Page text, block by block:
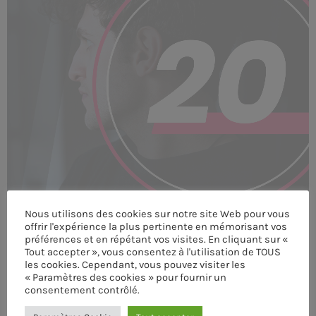
MEMBRES DE L’ÉQUIPE
RALIEZOT 92
Nous utilisons des cookies sur notre site Web pour vous
offrir l'expérience la plus pertinente en mémorisant vos
préférences et en répétant vos visites. En cliquant sur «
Tout accepter », vous consentez à l'utilisation de TOUS
les cookies. Cependant, vous pouvez visiter les
« Paramètres des cookies » pour fournir un
consentement contrôlé.